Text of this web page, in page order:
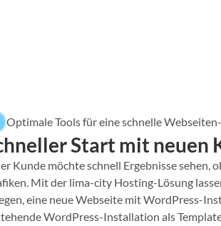
Optimale Tools für eine schnelle
Start mit neuen
Kunde möchte schnell Ergebnisse sehen,
Mit der lima-city Hosting-Lösung
eine neue Webseite mit WordPress-
WordPress-Installation als